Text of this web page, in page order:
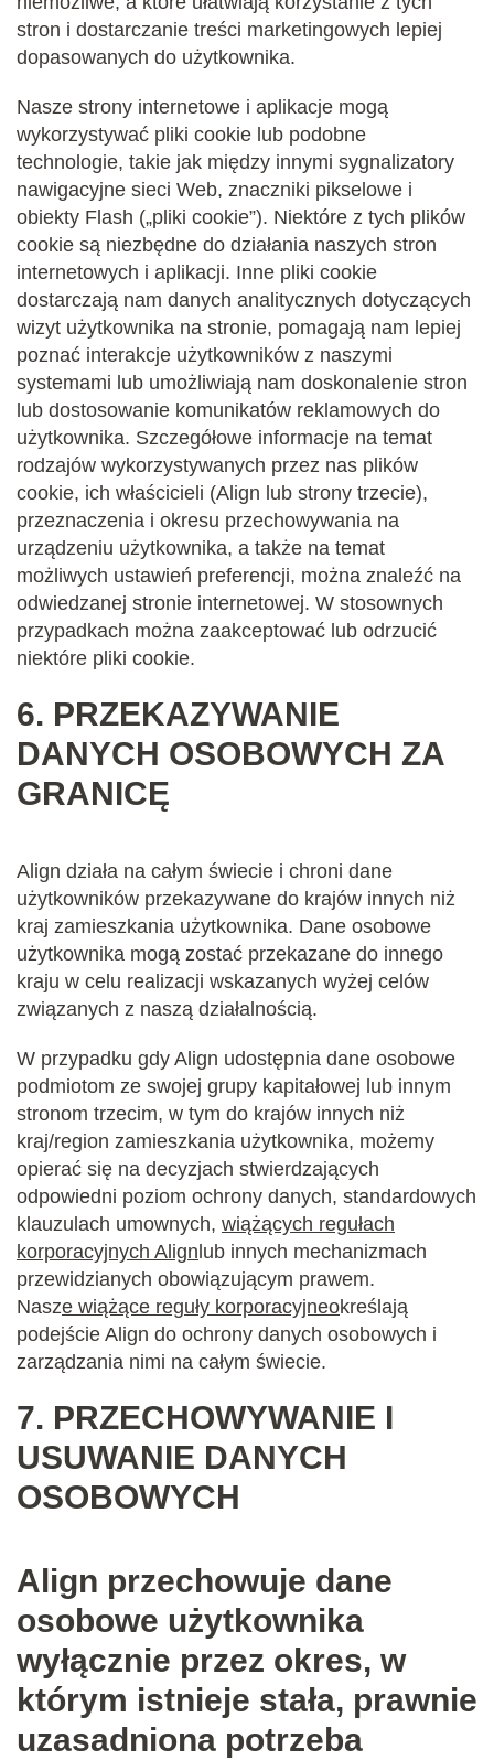
stron i dostarczanie treści marketingowych lepiej
dopasowanych do użytkownika.
Nasze strony internetowe i aplikacje mogą
wykorzystywać pliki cookie lub podobne
technologie, takie jak między innymi sygnalizatory
nawigacyjne sieci Web, znaczniki pikselowe i
obiekty Flash („pliki cookie”). Niektóre z tych plików
cookie są niezbędne do działania naszych stron
internetowych i aplikacji. Inne pliki cookie
dostarczają nam danych analitycznych dotyczących
wizyt użytkownika na stronie, pomagają nam lepiej
poznać interakcje użytkowników z naszymi
systemami lub umożliwiają nam doskonalenie stron
lub dostosowanie komunikatów reklamowych do
użytkownika. Szczegółowe informacje na temat
rodzajów wykorzystywanych przez nas plików
cookie, ich właścicieli (Align lub strony trzecie),
przeznaczenia i okresu przechowywania na
urządzeniu użytkownika, a także na temat
możliwych ustawień preferencji, można znaleźć na
odwiedzanej stronie internetowej. W stosownych
przypadkach można zaakceptować lub odrzucić
niektóre pliki cookie.
6. PRZEKAZYWANIE
DANYCH OSOBOWYCH ZA
GRANICĘ
Align działa na całym świecie i chroni dane
użytkowników przekazywane do krajów innych niż
kraj zamieszkania użytkownika. Dane osobowe
użytkownika mogą zostać przekazane do innego
kraju w celu realizacji wskazanych wyżej celów
związanych z naszą działalnością.
W przypadku gdy Align udostępnia dane osobowe
podmiotom ze swojej grupy kapitałowej lub innym
stronom trzecim, w tym do krajów innych niż
kraj/region zamieszkania użytkownika, możemy
opierać się na decyzjach stwierdzających
odpowiedni poziom ochrony danych, standardowych
klauzulach umownych, wiążących regułach
korporacyjnych Align lub innych mechanizmach
przewidzianych obowiązującym prawem.
Nasze wiążące reguły korporacyjneokreślają
podejście Align do ochrony danych osobowych i
zarządzania nimi na całym świecie.
7. PRZECHOWYWANIE I
USUWANIE DANYCH
OSOBOWYCH
Align przechowuje dane
osobowe użytkownika
wyłącznie przez okres, w
którym istnieje stała, prawnie
uzasadniona potrzeba